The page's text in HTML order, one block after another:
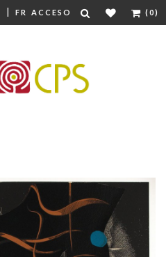
| FR ACCESO (0)